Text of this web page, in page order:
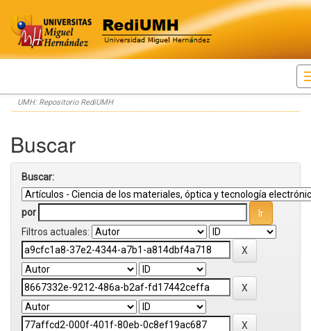
Skip
navigation
UMH: Repositorio RediUMH
Buscar
Buscar:
por
Filtros actuales: